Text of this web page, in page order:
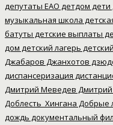
депутаты ЕАО детдом дети
музыкальная школа
батуты детские выплаты
дом детский лагерь
Джабаров Джанхотов
диспансеризация
Дмитрий Меведев
Доблесть_Хингана Добрые
дождь документальный